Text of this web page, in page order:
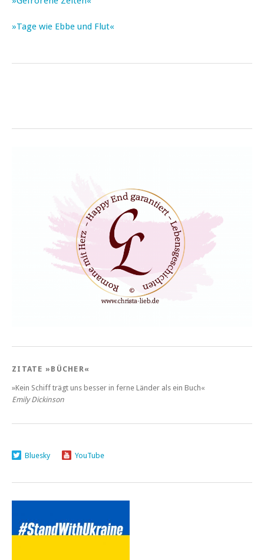
»Tage wie Ebbe und Flut«
ZITATE »BÜCHER«
»Kein Schiff trägt uns besser in ferne Länder als ein Buch«
Emily Dickinson
Bluesky YouTube